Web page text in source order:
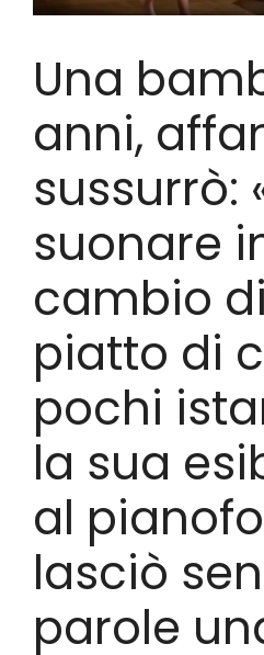
Una
anni,
sussurrò:
suonare
cambio
piatto di
pochi
la sua
al
lasciò
parole